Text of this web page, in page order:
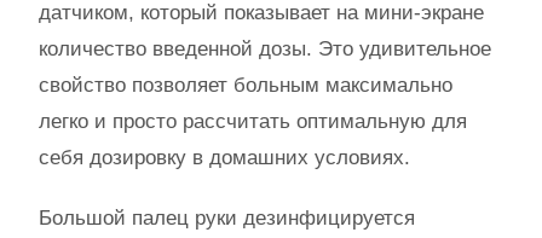
датчиком, который показывает на мини-экране
количество введенной дозы. Это удивительное
свойство позволяет больным максимально
легко и просто рассчитать оптимальную для
себя дозировку в домашних условиях.
Большой палец руки дезинфицируется